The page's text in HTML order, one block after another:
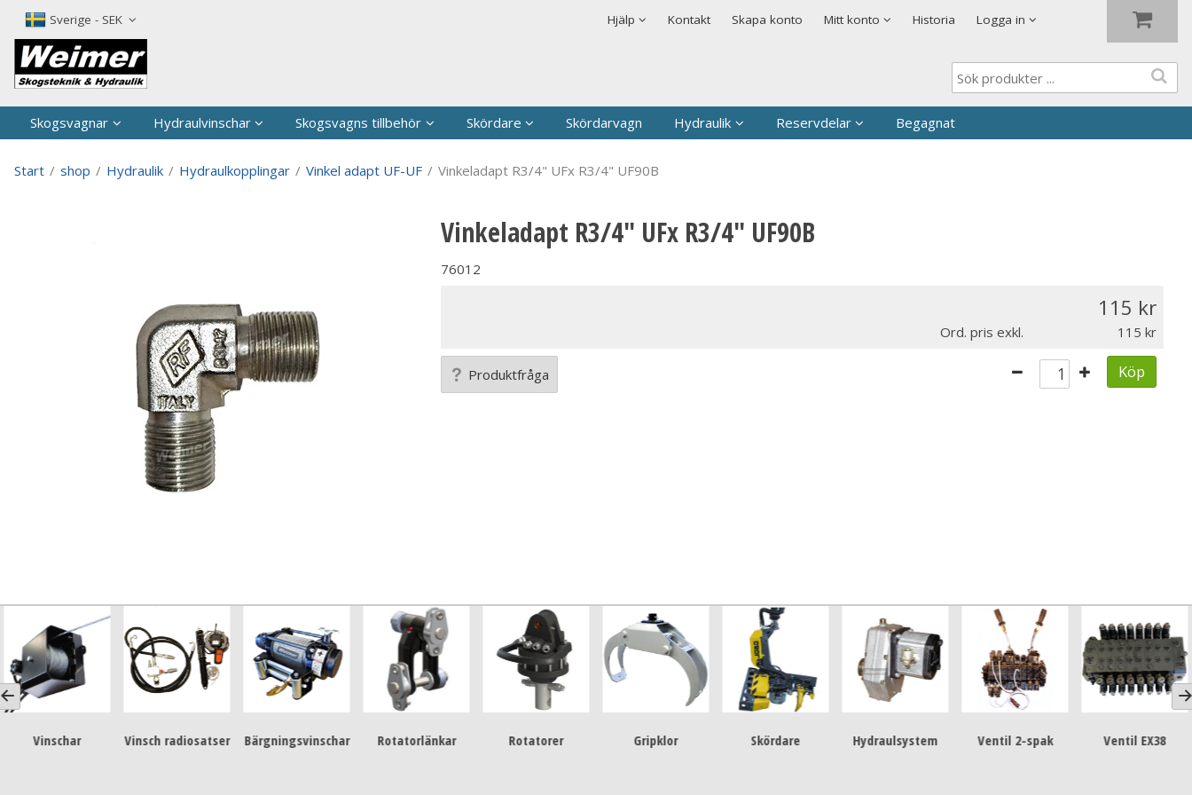
Sverige - SEK Hjälp
Säkerhet & Cookies Kontakt Skapa konto Mitt konto Historia Logga in
Lösenord
Skapa nytt konto
Skogsvagnar Hydraulvinschar Skogsvagns tillbehör Skördare Skördarvagn Hydraulik Reservdelar Begagnat
Start / shop / Hydraulik / Hydraulkopplingar / Vinkel adapt UF-UF / Vinkeladapt R3/4" UFx R3/4" UF90B
Vinkeladapt R3/4" UFx R3/4" UF90B
76012
115
Ord. pris exkl. 115
Produktfråga Köp
Vinsch radiosatser Bärgningsvinschar Rotatorlänkar Rotatorer Gripklor Skördare Hydraulsystem Ventil 2-spak Ventil EX38 Spaksystem